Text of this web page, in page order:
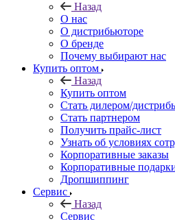
Назад
О нас
О дистрибьюторе
О бренде
Почему выбирают нас
Купить оптом
Назад
Купить оптом
Стать дилером/
Стать партнером
Получить прайс-лист
Узнать об условиях
Корпоративные заказы
Корпоративные
Дропшиппинг
Сервис
Назад
Сервис